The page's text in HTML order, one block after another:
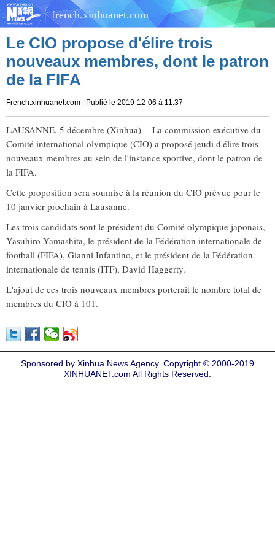
french.xinhuanet.com
Le CIO propose d'élire trois
nouveaux membres, dont le patron
de la FIFA
French.xinhuanet.com | Publié le 2019-12-06 à 11:37
LAUSANNE, 5 décembre (Xinhua) -- La commission exécutive du
Comité international olympique (CIO) a proposé jeudi d'élire trois
nouveaux membres au sein de l'instance sportive, dont le patron de
la FIFA.
Cette proposition sera soumise à la réunion du CIO prévue pour le
10 janvier prochain à Lausanne.
Les trois candidats sont le président du Comité olympique japonais,
Yasuhiro Yamashita, le président de la Fédération internationale de
football (FIFA), Gianni Infantino, et le président de la Fédération
internationale de tennis (ITF), David Haggerty.
L'ajout de ces trois nouveaux membres porterait le nombre total de
membres du CIO à 101.
Sponsored by Xinhua News Agency. Copyright © 2000-2019
XINHUANET.com All Rights Reserved.